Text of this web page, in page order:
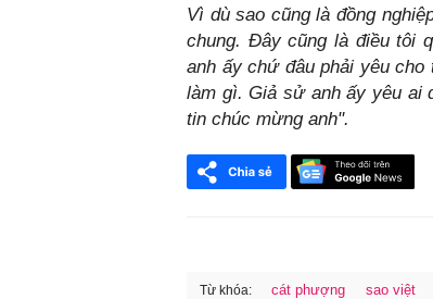
Vì dù sao cũng là đồng
chung. Đây cũng là điều tôi
anh ấy chứ đâu phải yêu
làm gì. Giả sử anh ấy yêu ai
tin chúc mừng anh".
Từ khóa: cát phượng sao việt